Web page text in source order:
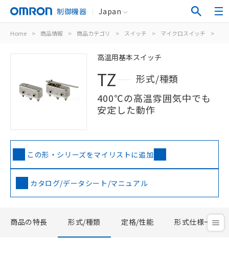
制御機器 Japan
Home > 商品情報 > 商品カテゴリ > スイッチ > マイクロスイッチ >
高温用基本スイッチ
TZ
形式/種類
400℃の高温雰囲気中でも
安定した動作
この形・シリーズをマイリストに追加
カタログ/データシート/マニュアル
商品の特長 形式/種類 定格/性能 形式仕様一覧